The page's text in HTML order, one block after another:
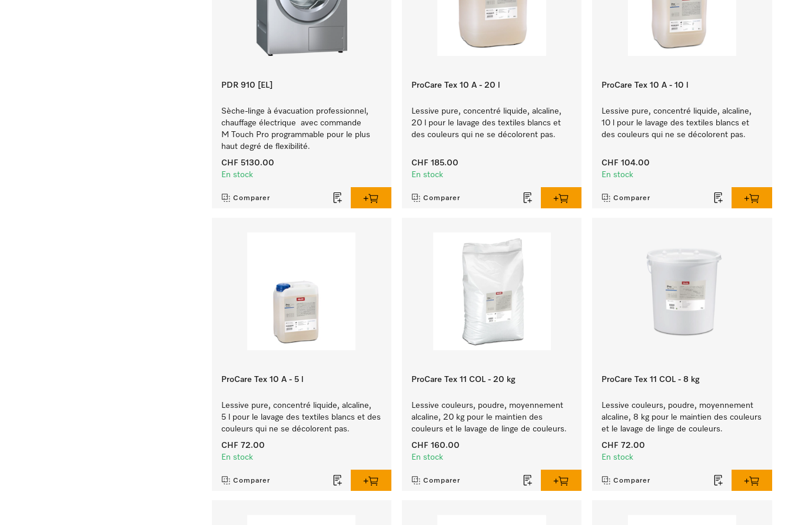
PDR 910 [EL]
Sèche-linge à évacuation professionnel,
chauffage électrique avec commande
M Touch Pro programmable pour le plus
haut degré de flexibilité.
CHF 5130.00
En stock
Comparer
ProCare Tex 10 A - 20 l
Lessive pure, concentré liquide, alcaline,
20 l pour le lavage des textiles blancs et
des couleurs qui ne se décolorent pas.
CHF 185.00
En stock
Comparer
ProCare Tex 10 A - 10 l
Lessive pure, concentré liquide, alcaline,
10 l pour le lavage des textiles blancs et
des couleurs qui ne se décolorent pas.
CHF 104.00
En stock
Comparer
ProCare Tex 10 A - 5 l
Lessive pure, concentré liquide, alcaline,
5 l pour le lavage des textiles blancs et des
couleurs qui ne se décolorent pas.
CHF 72.00
En stock
Comparer
ProCare Tex 11 COL - 20 kg
Lessive couleurs, poudre, moyennement
alcaline, 20 kg pour le maintien des
couleurs et le lavage de linge de couleurs.
CHF 160.00
En stock
Comparer
ProCare Tex 11 COL - 8 kg
Lessive couleurs, poudre, moyennement
alcaline, 8 kg pour le maintien des couleurs
et le lavage de linge de couleurs.
CHF 72.00
En stock
Comparer